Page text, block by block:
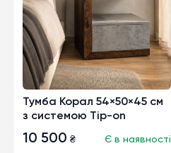
Тумба Корал 54×50×45 см
з системою Tip-on
10 500 ₴ Є в наявності